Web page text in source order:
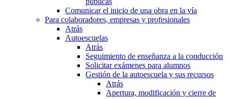
Comunicar el inicio de una obra en la vía
Para colaboradores, empresas y profesionales
Atrás
Autoescuelas
Atrás
Seguimiento de enseñanza a la conducción
Solicitar exámenes para alumnos
Gestión de la autoescuela y sus recursos
Atrás
Apertura, modificación y cierre de